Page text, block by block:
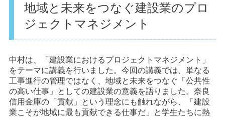
地域と未来をつなぐ建設業のプロ
ジェクトマネジメント
中村は、「建設業におけるプロジェクトマネジメント」
をテーマに講義を行いました。今回の講義では、単なる
工事進行の管理ではなく、地域と未来をつなぐ「公共性
の高い仕事」としての建設業の意義を語りました。奈良
信用金庫の「貢献」という理念にも触れながら、「建設
業こそが地域に最も貢献できる仕事だ」と学生たちに熱